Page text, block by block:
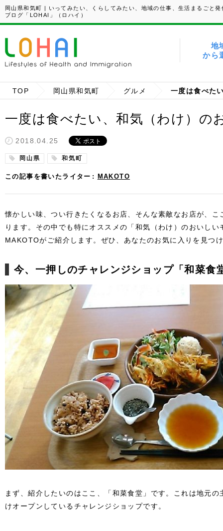
岡山県和気町 | いってみたい、くらしてみたい、地域の仕事、生活まるごと発
ブログ「LOHAI」（ロハイ）
地
から
TOP 岡山県和気町 グルメ 一度は食べた
一度は食べたい、和気（わけ）の
2018.04.25
岡山県 和気町
この記事を書いたライター MAKOTO
懐かしい味、つい行きたくなるお店、そんな素敵なお店が、
ります。その中でも特にオススメの「和気（わけ）のおいし
MAKOTOがご紹介します。ぜひ、あなたのお気に入りを見つ
今、一押しのチャレンジショップ「和菜食
まず、紹介したいのはここ、「和菜食堂」です。これは地元
けオープンしているチャレンジショップです。